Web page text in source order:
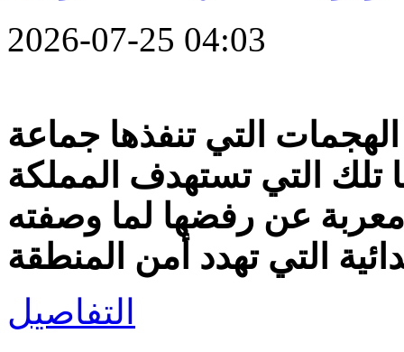
2026-07-25 04:03
الهجمات التي تنفذها جماعة
تلك التي تستهدف المملكة
معربة عن رفضها لما وصفته
التفاصيل